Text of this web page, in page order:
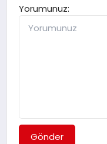
Yorumunuz:
Gönder